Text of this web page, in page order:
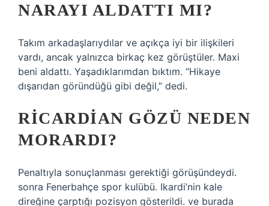
NARAYI ALDATTI MI?
Takım arkadaşlarıydılar ve açıkça iyi bir ilişkileri
vardı, ancak yalnızca birkaç kez görüştüler. Maxi
beni aldattı. Yaşadıklarımdan bıktım. “Hikaye
dışarıdan göründüğü gibi değil,” dedi.
RICARDIAN GÖZÜ NEDEN
MORARDI?
Penaltıyla sonuçlanması gerektiği görüşündeydi.
sonra Fenerbahçe spor kulübü. Ikardi’nin kale
direğine çarptığı pozisyon gösterildi. ve burada